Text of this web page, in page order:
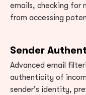
emails, checking for
from accessing
Sender
Advanced email
authenticity of
sender's identity,